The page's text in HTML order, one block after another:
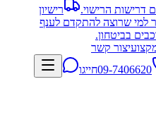
דרישות הרישוי.
רישיון
למי שרוצה להתקדם לענף
בביטחון.
צור קשר
09-7406620חייגו